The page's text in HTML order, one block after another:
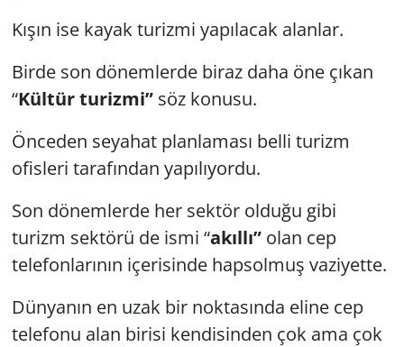
Kışın ise kayak turizmi yapılacak alanlar.
Birde son dönemlerde biraz daha öne çıkan
“Kültür turizmi”söz konusu.
Önceden seyahat planlaması belli turizm
ofisleri tarafından yapılıyordu.
Son dönemlerde her sektör olduğu gibi
turizm sektörü de ismi “akıllı”olan cep
telefonlarının içerisinde hapsolmuş vaziyette.
Dünyanın en uzak bir noktasında eline cep
telefonu alan birisi kendisinden çok ama çok